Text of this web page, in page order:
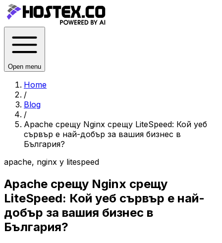
Open menu
Home
/
Blog
/
Apache срещу Nginx срещу LiteSpeed: Кой уеб
сървър е най-добър за вашия бизнес в
България?
apache, nginx y litespeed
Apache срещу Nginx срещу
LiteSpeed: Кой уеб сървър е най-
добър за вашия бизнес в
България?